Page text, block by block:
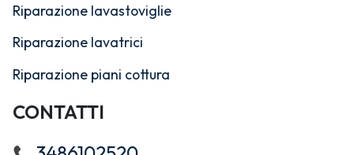
Riparazione lavastoviglie
Riparazione lavatrici
Riparazione piani cottura
CONTATTI